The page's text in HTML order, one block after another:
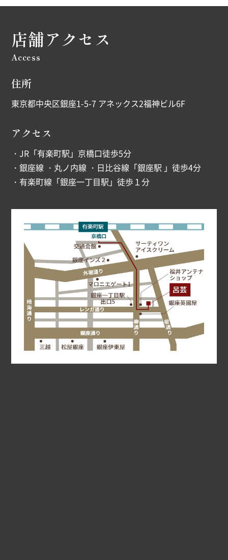
店舗アクセス
Access
住所
東京都中央区銀座1-5-7 アネックス2福神ビル6F
アクセス
・JR「有楽町駅」京橋口徒歩5分
・銀座線 ・丸ノ内線 ・日比谷線「銀座駅 」徒歩4分
・有楽町線「銀座一丁目駅」徒歩１分